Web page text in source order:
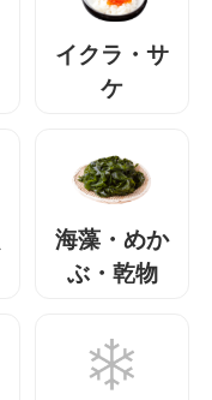
イクラ・サ
ケ
海藻・めか
ぶ・乾物